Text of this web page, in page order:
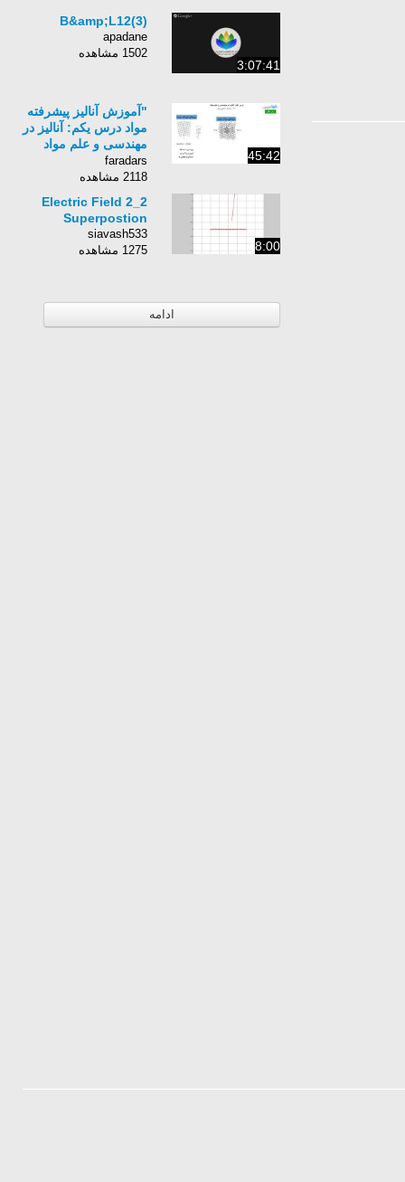
3:07:41
B&amp;L12(3)
apadane
1502 مشاهده
45:42
"آموزش آنالیز پیشرفته
مواد درس یکم: آنالیز در
مهندسی و علم مواد
(الف)"
faradars
2118 مشاهده
8:00
2_2 Electric Field
Superpostion
siavash533
1275 مشاهده
ادامه